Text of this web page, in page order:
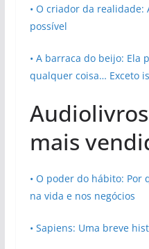
• O criador da realidade:
possível
• A barraca do beijo: Ela
qualquer coisa… Exceto
mais
• O poder do hábito: Por
na vida e nos negócios
• Sapiens: Uma breve